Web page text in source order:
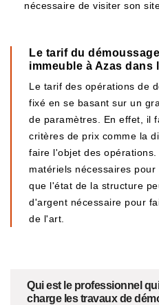
nécessaire de visiter son
Le tarif du
immeuble à Azas dans
Le tarif des opérations de
fixé en se basant sur un
de paramètres. En effet, il
critères de prix comme la
faire l'objet des
matériels nécessaires
que l'état de la structure
d'argent nécessaire pour
de l'art.
Qui est le professionnel
charge les travaux de